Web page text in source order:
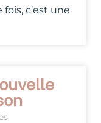
c’est une